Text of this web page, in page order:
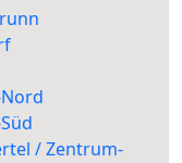
/ Zentrum-